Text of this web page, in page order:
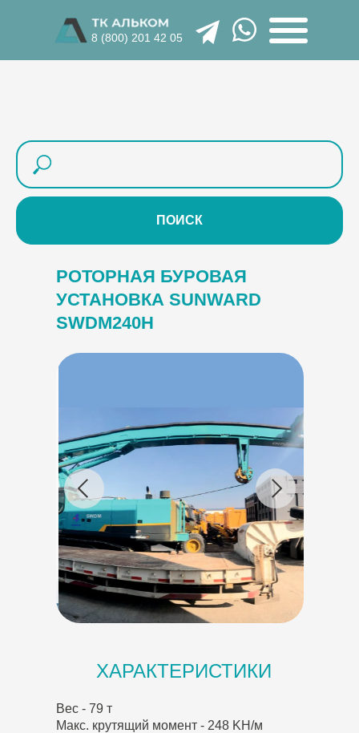
8 (800) 201 42 05
ПОИСК
РОТОРНАЯ БУРОВАЯ
УСТАНОВКА SUNWARD
SWDM240H
ХАРАКТЕРИСТИКИ
Вес - 79 т
Макс. крутящий момент - 248 KH/м